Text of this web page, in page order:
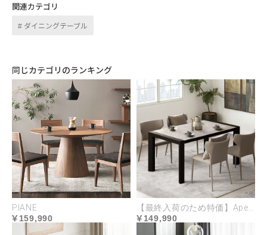
す。
天板の両サイドを開き、中央部に格納された拡張板
を展開するだけで、スムーズに天板スペースを広げ
関連カテゴリ
ダイニングテーブル
同じカテゴリのランキング
PIANE
159,990
149,990